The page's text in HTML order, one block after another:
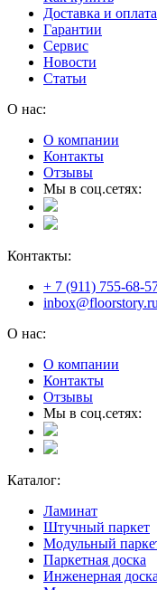
Доставка и оплата
Гарантии
Сервис
Новости
Статьи
О нас:
О компании
Контакты
Отзывы
Мы в соц.сетях:
Контакты:
+ 7 (911) 755-68-
inbox@floorstory.ru
О нас:
О компании
Контакты
Отзывы
Мы в соц.сетях:
Каталог:
Ламинат
Штучный паркет
Модульный
Паркетная доска
Инженерная доска